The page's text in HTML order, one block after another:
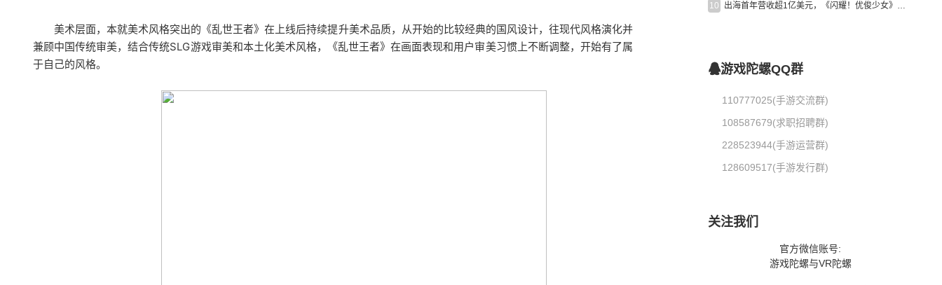
美术层面，本就美术风格突出的《乱世王者》在上线后持续提升美术品质，从开始的比较经典的国风设计，往现代风格演化并
兼顾中国传统审美，结合传统SLG游戏审美和本土化美术风格，《乱世王者》在画面表现和用户审美习惯上不断调整，开始有了属
于自己的风格。
10 出海首年营收超1亿美元，《闪耀！优俊少女》美国市场占比达七成
游戏陀螺QQ群
110777025(手游交流群)
108587679(求职招聘群)
228523944(手游运营群)
128609517(手游发行群)
关注我们
官方微信账号:
游戏陀螺与VR陀螺